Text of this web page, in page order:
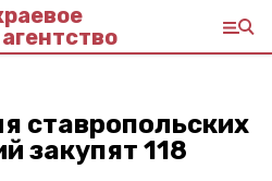
ставропольских
закупят 118